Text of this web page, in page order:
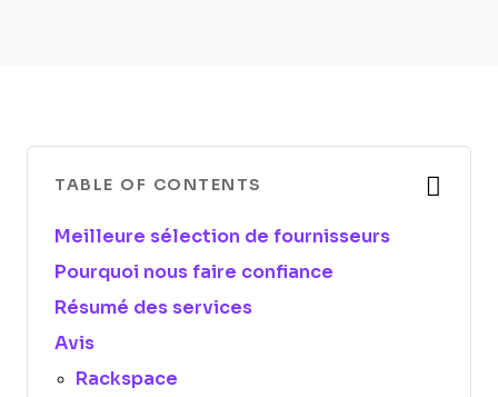
TABLE OF CONTENTS
Meilleure sélection de fournisseurs
Pourquoi nous faire confiance
Résumé des services
Avis
Rackspace